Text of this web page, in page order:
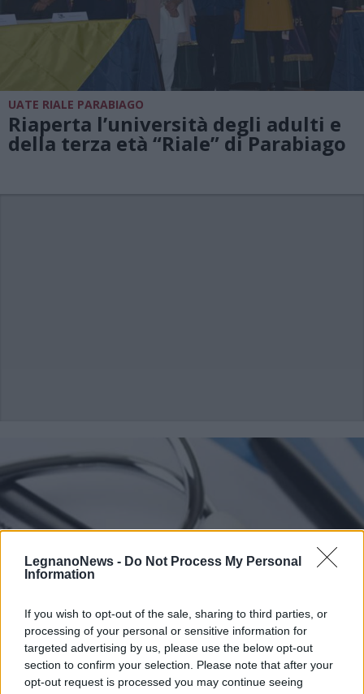
LegnanoNews - Do Not Process My Personal
Information
If you wish to opt-out of the sale, sharing to third parties, or
processing of your personal or sensitive information for
targeted advertising by us, please use the below opt-out
section to confirm your selection. Please note that after your
opt-out request is processed you may continue seeing
UATE RIALE PARABIAGO
Riaperta l’università degli adulti e
della terza età “Riale” di Parabiago